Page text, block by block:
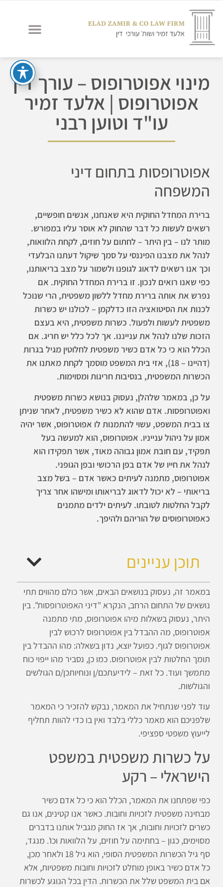
מינוי אפוטרופוס – עורך דין
אפוטרופוס | אלעד זמיר
עו"ד וטוען רבני
אפוטרופסות בתחום דיני
המשפחה
ברירת המחדל החוקית היא שאנחנו, אנשים חופשיים,
רשאים לעשות כל דבר שהחוק לא אוסר עליו במפורש.
מותר לנו – בין היתר – לחתום על חוזים, לקחת הלוואות,
לנהל את מצבנו הפיננסי על סמך שיקול דעתנו הבלעדי
וכך אנו רשאים לדאוג לגופנו ולשמור על מצב בריאותנו,
כפי שאנו רואים לנכון. זו ברירת המחדל החוקית. אם
נפרש את אותה ברירת מחדל ללשון משפטית, הרי שנוכל
לכנות את הסיטואציה הזו כדלקמן – לכולנו יש כשרות
משפטית לעשות ולפעול. כשרות משפטית, היא בעצם
הזכות שלנו לנהל את ענייננו. אך לכל כלל יש חריג. אם
הכלל הוא כי כל אדם כשיר משפטית לחלוטין מגיל בגרות
(דהיינו – 18), אזי בית המשפט מוסמך לקחת מאתנו את
הכשרות המשפטית, בנסיבות חריגות ומסוימות.
על כן, במאמר שלהלן, נעסוק בנושא כשרות משפטית
ואפוטרופסות. אדם שהוא לא כשיר משפטית, לאחר שניתן
צו בבית המשפט, עשוי להתמנות לו אפוטרופוס, אשר יהיה
אמון על ניהול ענייניו. אפוטרופוס, הוא למעשה בעל
תפקיד, עם חובת אמון גבוהה מאוד, אשר תפקידו הוא
לנהל את חייו של אדם בפן הרכושי ובפן הגופני.
אפוטרופוס, מתמנה לעיתים כאשר אדם – בשל מצב
בריאותי – לא יכול לדאוג לבריאותו ומישהו אחר צריך
לקבל החלטות לטובתו. לעיתים ילדים מתמנים
כאפוטרופוסים של הוריהם ולהיפך.
תוכן עניינים
במאמר זה, נעסוק בנושאים הבאים, אשר כולם מהווים תתי
נושאים של התחום הרחב, הנקרא "דיני האפוטרופסות". בין
היתר, נעסוק בשאלות מיהו אפוטרופוס, מתי מתמנה
אפוטרופוס, מה ההבדל בין אפוטרופוס לרכוש לבין
אפוטרופוס לגוף. כפועל יוצא, נדון בשאלה: מהו ההבדל בין
תומך החלטות לבין אפוטרופוס. כמו כן, נסביר מהו ייפוי כוח
מתמשך ועוד. כל זאת – לידיעתכם/ן ונוחיותכן/ם הגולשים
והגולשות.
עוד לפני שנתחיל את המאמר, נבקש להזכיר כי המאמר
שלפניכם הוא מאמר כללי בלבד ואין בו כדי להוות תחליף
לייעוץ משפטי ספציפי.
על כשרות משפטית במשפט
הישראלי – רקע
כפי שפתחנו את המאמר, הכלל הוא כי כל אדם כשיר
מבחינה משפטית לזכויות וחובות. כאשר אנו קטינים, אנו גם
כשרים לזכויות וחובות, אך אז החוק מגביל אותנו בדברים
מסוימים, כגון – בחתימה על חוזים, על הלוואות וכו'. מנגד,
סף גיל הכשרות המשפטית הסופי, הוא גיל 18 ולאחר מכן,
כל אדם כשיר באופן מוחלט לזכויות וחובות משפטיות, אלא
אם בית המשפט שלל את הכשרות. הדין בכל הנוגע לכשרות